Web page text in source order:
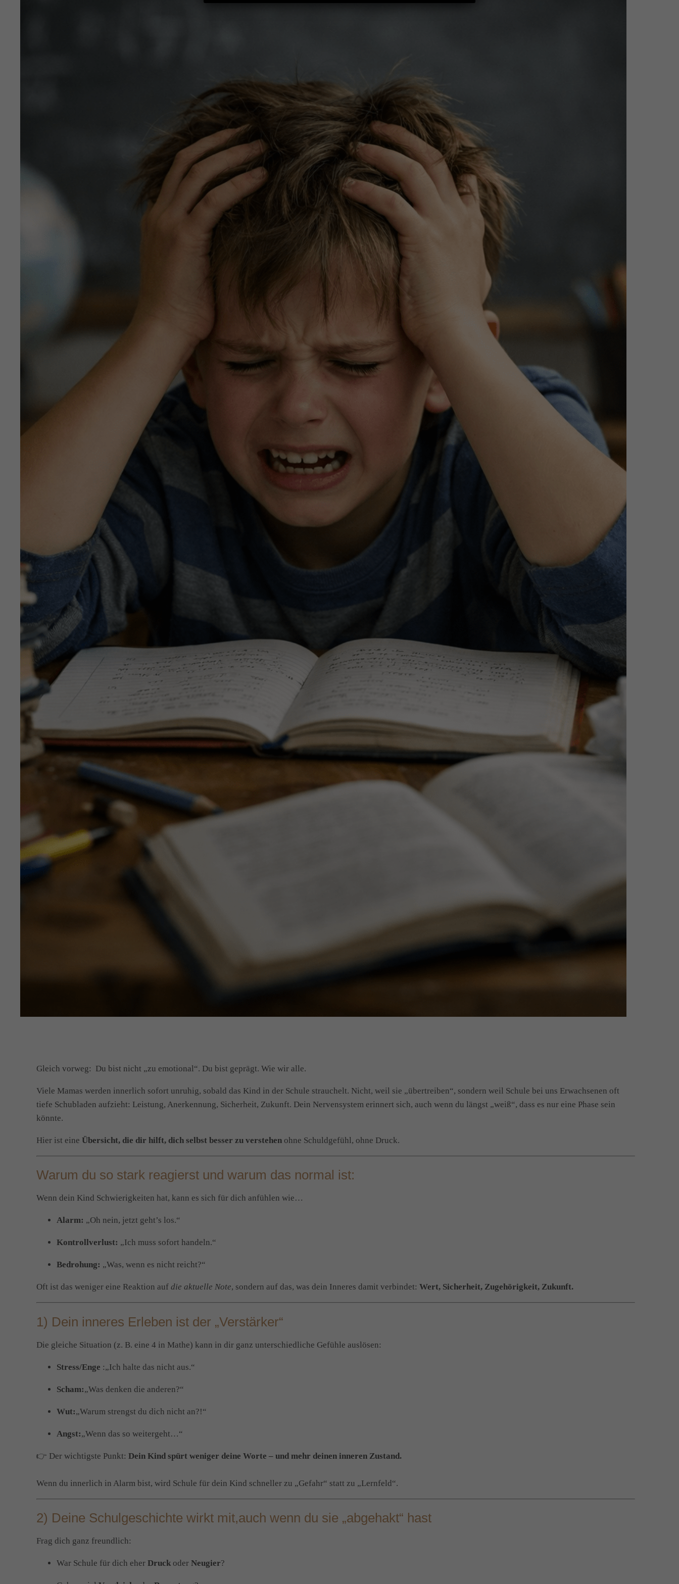
Gleich vorweg: Du bist nicht „zu emotional“. Du bist geprägt. Wie wir alle.
Viele Mamas werden innerlich sofort unruhig, sobald das Kind in der Schule strauchelt. Nicht, weil sie „übertreiben“, sondern weil Schule bei uns Erwachsenen oft
tiefe Schubladen aufzieht: Leistung, Anerkennung, Sicherheit, Zukunft. Dein Nervensystem erinnert sich, auch wenn du längst „weiß“, dass es nur eine Phase sein
könnte.
Hier ist eine Übersicht, die dir hilft, dich selbst besser zu verstehen ohne Schuldgefühl, ohne Druck.
Warum du so stark reagierst und warum das normal ist:
Wenn dein Kind Schwierigkeiten hat, kann es sich für dich anfühlen wie…
Alarm: „Oh nein, jetzt geht’s los.“
Kontrollverlust: „Ich muss sofort handeln.“
Bedrohung: „Was, wenn es nicht reicht?“
Oft ist das weniger eine Reaktion auf die aktuelle Note, sondern auf das, was dein Inneres damit verbindet: Wert, Sicherheit, Zugehörigkeit, Zukunft.
1) Dein inneres Erleben ist der „Verstärker“
Die gleiche Situation (z. B. eine 4 in Mathe) kann in dir ganz unterschiedliche Gefühle auslösen:
Stress/Enge :„Ich halte das nicht aus.“
Scham:„Was denken die anderen?“
Wut:„Warum strengst du dich nicht an?!“
Angst:„Wenn das so weitergeht…“
👉 Der wichtigste Punkt: Dein Kind spürt weniger deine Worte – und mehr deinen inneren Zustand.
Wenn du innerlich in Alarm bist, wird Schule für dein Kind schneller zu „Gefahr“ statt zu „Lernfeld“.
2) Deine Schulgeschichte wirkt mit,auch wenn du sie „abgehakt“ hast
Frag dich ganz freundlich:
War Schule für dich eher Druck oder Neugier?